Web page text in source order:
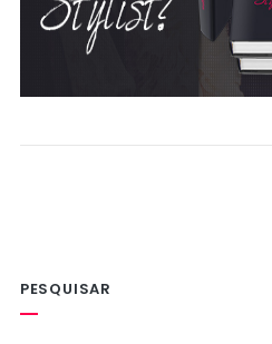
PESQUISAR